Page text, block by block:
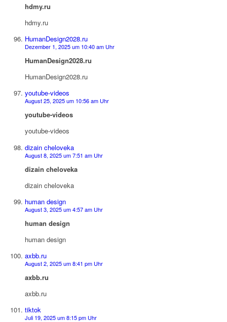
hdmy.ru
hdmy.ru
HumanDesign2028.ru
Dezember 1, 2025 um 10:40 am Uhr
HumanDesign2028.ru
HumanDesign2028.ru
youtube-videos
August 25, 2025 um 10:56 am Uhr
youtube-videos
youtube-videos
dizain cheloveka
August 8, 2025 um 7:51 am Uhr
dizain cheloveka
dizain cheloveka
human design
August 3, 2025 um 4:57 am Uhr
human design
human design
axbb.ru
August 2, 2025 um 8:41 pm Uhr
axbb.ru
axbb.ru
tiktok
Juli 19, 2025 um 8:15 pm Uhr